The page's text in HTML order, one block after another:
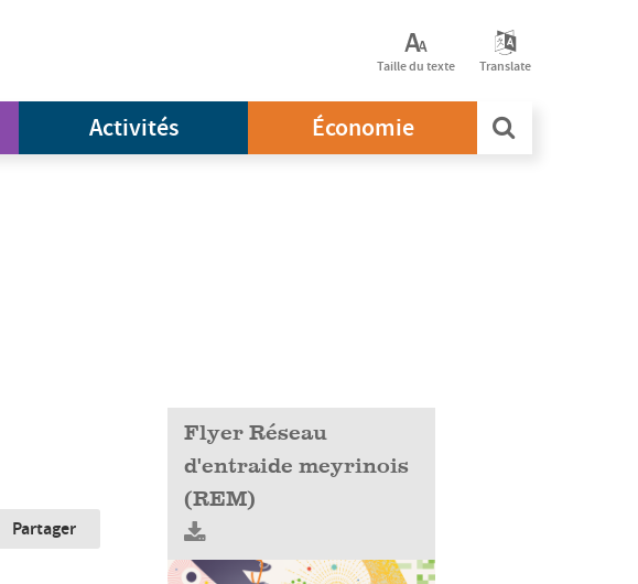
Taille du texte Translate
Activités Économie
Partager
Flyer Réseau
d'entraide meyrinois
(REM)